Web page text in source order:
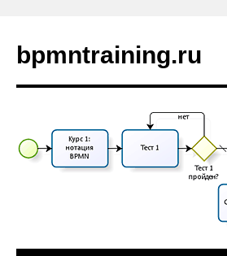
bpmntraining.ru